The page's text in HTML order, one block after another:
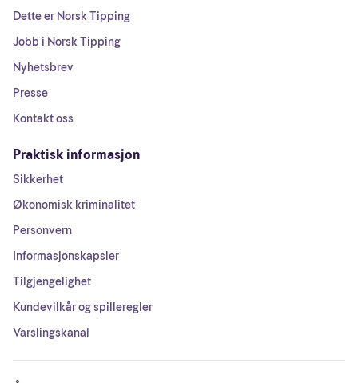
Dette er Norsk Tipping
Jobb i Norsk Tipping
Nyhetsbrev
Presse
Kontakt oss
Praktisk informasjon
Sikkerhet
Økonomisk kriminalitet
Personvern
Informasjonskapsler
Tilgjengelighet
Kundevilkår og spilleregler
Varslingskanal